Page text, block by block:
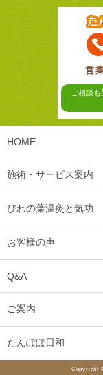
営
ご相談
HOME
施術・サービス案内
びわの葉温灸と気功
お客様の声
Q&A
ご案内
たんぽぽ日和
Copyright